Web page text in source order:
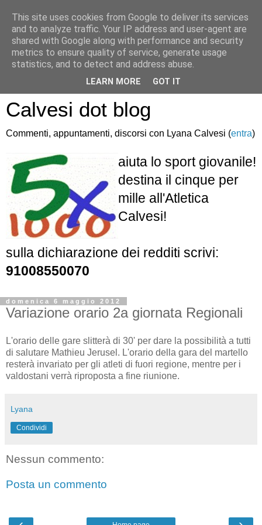
Atletica Sandro
Calvesi dot blog
Commenti, appuntamenti, discorsi con Lyana Calvesi (entra)
aiuta lo sport giovanile!
destina il cinque per
mille all'Atletica
Calvesi!
sulla dichiarazione dei redditi scrivi:
91008550070
domenica 6 maggio 2012
Variazione orario 2a giornata Regionali
L'orario delle gare slitterà di 30' per dare la possibilità a tutti
di salutare Mathieu Jerusel. L'orario della gara del martello
resterà invariato per gli atleti di fuori regione, mentre per i
valdostani verrà riproposta a fine riunione.
Lyana
Condividi
Nessun commento:
Posta un commento
This site uses cookies from Google to deliver its services
and to analyze traffic. Your IP address and user-agent are
shared with Google along with performance and security
metrics to ensure quality of service, generate usage
statistics, and to detect and address abuse.
LEARN MORE GOT IT